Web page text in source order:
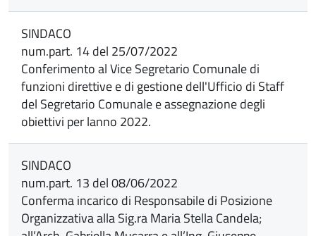
SINDACO
num.part. 14 del 25/07/2022
Conferimento al Vice Segretario Comunale di
funzioni direttive e di gestione dell'Ufficio di Staff
del Segretario Comunale e assegnazione degli
obiettivi per lanno 2022.
SINDACO
num.part. 13 del 08/06/2022
Conferma incarico di Responsabile di Posizione
Organizzativa alla Sig.ra Maria Stella Candela;